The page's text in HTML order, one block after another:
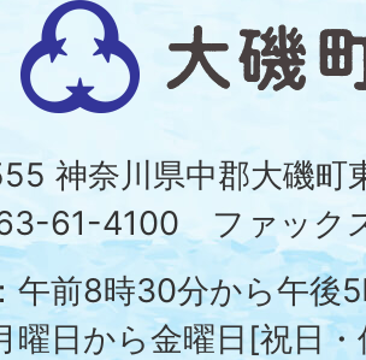
大
磯
町
神奈川県中郡大磯
61-4100 ファック
午前8時30分から午後
曜日から金曜日[祝日